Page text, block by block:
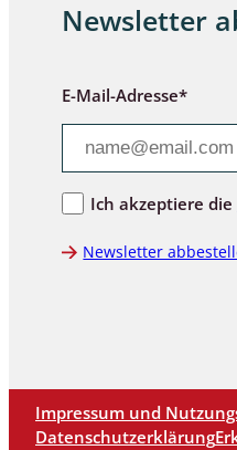
Newsletter
E-Mail-Adresse*
Ich akzeptiere die
Newsletter
Impressum und
Datenschutzerklärung